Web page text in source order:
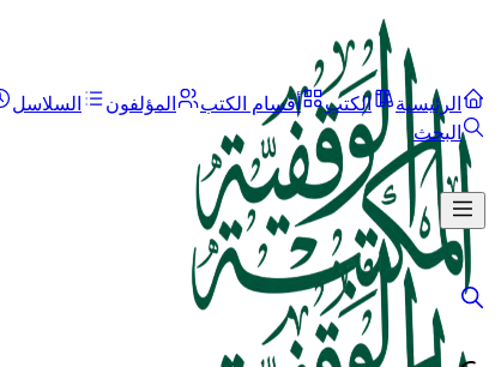
الرئيسية الكتب أقسام الكتب المؤلفون السلاسل
البحث